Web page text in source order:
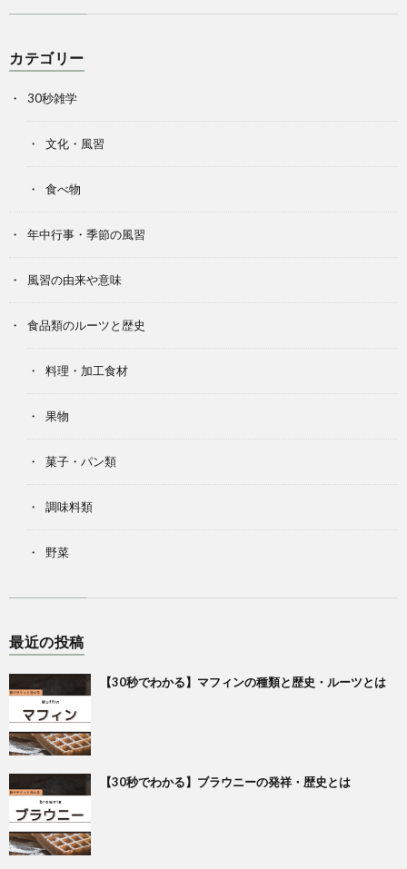
カテゴリー
30秒雑学
文化・風習
食べ物
年中行事・季節の風習
風習の由来や意味
食品類のルーツと歴史
料理・加工食材
果物
菓子・パン類
調味料類
野菜
最近の投稿
【30秒でわかる】マフィンの種類と歴史・ルーツとは
【30秒でわかる】ブラウニーの発祥・歴史とは